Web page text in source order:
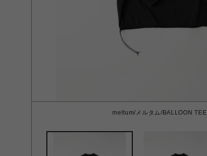
meltum/メルタム/BALLOON